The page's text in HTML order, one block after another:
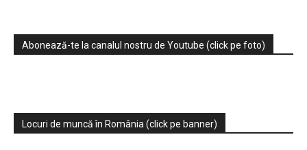
Abonează-te la canalul nostru de Youtube (click pe foto)
Locuri de muncă în România (click pe banner)